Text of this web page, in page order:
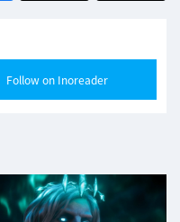
Follow on Inoreader